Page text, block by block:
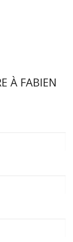
À FABIEN